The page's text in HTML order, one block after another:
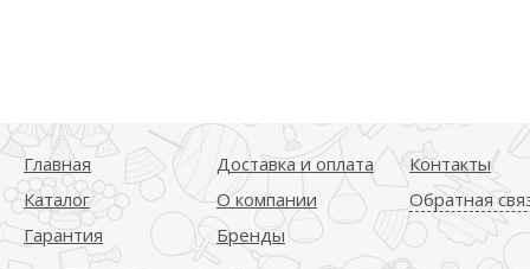
Главная
Каталог
Гарантия
Доставка и оплата
О компании
Бренды
Контакты
Обратная